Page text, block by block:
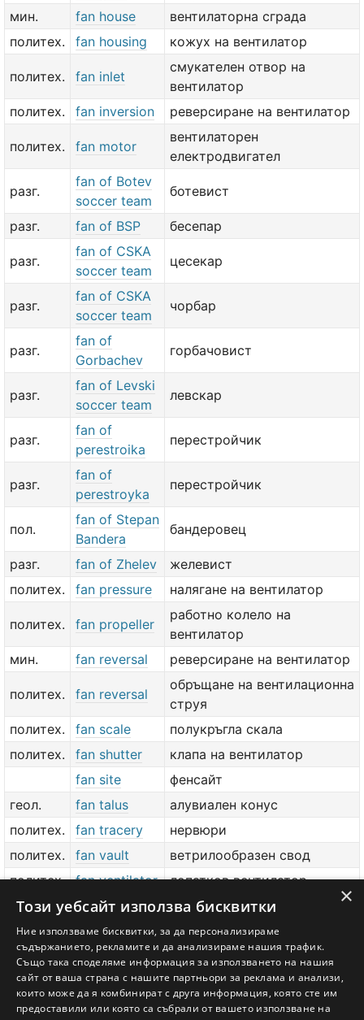
мин.
fan house
вентилаторна сграда
политех.
fan housing кожух на вентилатор
политех. fan inlet
смукателен отвор на
вентилатор
политех.
fan inversion реверсиране на вентилатор
политех. fan motor
вентилаторен
електродвигател
разг.
fan of Botev
soccer team
ботевист
разг. fan of BSP бесепар
разг.
fan of CSKA
soccer team
цесекар
разг.
fan of CSKA
soccer team
чорбар
разг.
fan of
Gorbachev
горбачовист
разг.
fan of Levski
soccer team
левскар
разг.
fan of
perestroika
перестройчик
разг.
fan of
perestroyka
перестройчик
пол.
fan of Stepan
Bandera
бандеровец
разг. fan of Zhelev
желевист
политех.
fan pressure налягане на вентилатор
политех. fan propeller
работно колело на
вентилатор
мин.
fan reversal реверсиране на вентилатор
политех. fan reversal
обръщане на вентилационна
струя
политех.
fan scale
полукръгла скала
политех.
fan shutter
клапа на вентилатор
fan site
фенсайт
геол.
fan talus
алувиален конус
политех.
fan tracery
нервюри
политех.
fan vault
ветрилообразен свод
политех.
fan ventilator лопатков вентилатор
политех. fan volume
производителност на
политех.
fan wind вдухване
добави значение или преводтук
×
Този уебсайт използва бисквитки
Ние използваме бисквитки, за да персонализираме
съдържанието, рекламите и да анализираме нашия трафик.
Също така споделяме информация за използването на нашия
сайт от ваша страна с нашите партньори за реклама и анализи,
които може да я комбинират с друга информация, която сте им
предоставили или която са събрали от вашето използване на